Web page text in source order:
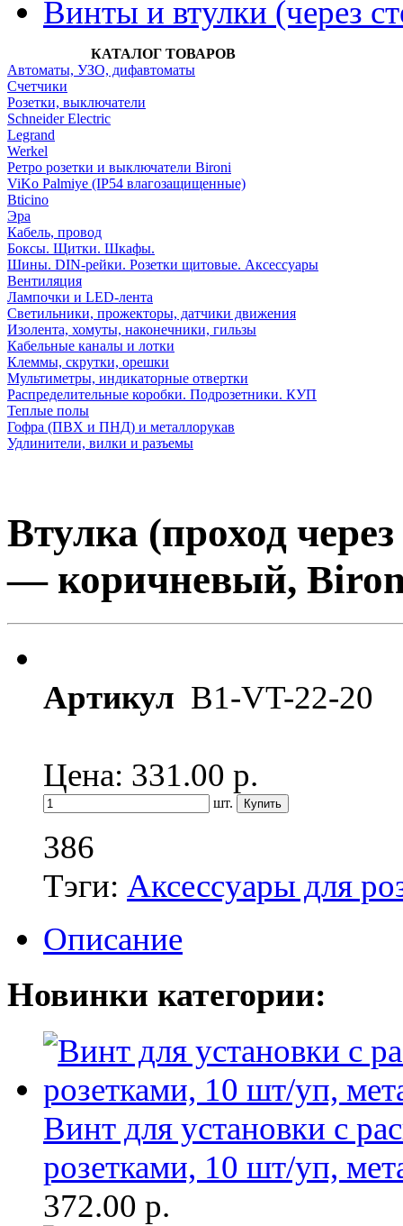
Винты и втулки (через
КАТАЛОГ ТОВАРОВ
Автоматы, УЗО, дифавтоматы
Счетчики
Розетки, выключатели
Schneider Electric
Legrand
Werkel
Ретро розетки и выключатели Bironi
ViKo Palmiye (IP54 влагозащищенные)
Bticino
Эра
Кабель, провод
Боксы. Щитки. Шкафы.
Шины. DIN-рейки. Розетки щитовые. Аксессуары
Вентиляция
Лампочки и LED-лента
Светильники, прожекторы, датчики движения
Изолента, хомуты, наконечники, гильзы
Кабельные каналы и лотки
Клеммы, скрутки, орешки
Мультиметры, индикаторные отвертки
Распределительные коробки. Подрозетники. КУП
Теплые полы
Гофра (ПВХ и ПНД) и металлорукав
Удлинители, вилки и разъемы
Втулка (проход
— коричневый,
Артикул B1-VT-22-20
Цена: 331.00 р.
шт.
386
Тэги: Аксессуары для
Описание
Новинки категории:
Винт для установки с
розетками, 10 шт/уп,
372.00 р.